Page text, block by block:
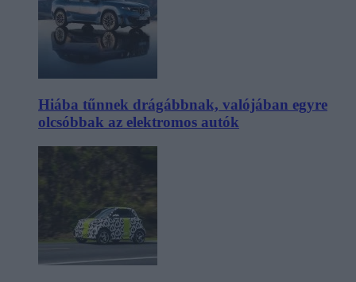
Hiába tűnnek drágábbnak, valójában egyre
olcsóbbak az elektromos autók